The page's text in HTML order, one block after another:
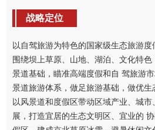
战略定位
以自驾旅游为特色的国家级生态旅游度
围绕坝上草原、山地、湖泊、文化特
景道基础，瞄准高端度假和自 驾旅游
景道旅游体系，做足旅游基础，做优生
以风景道和度假区带动区域产业、城
展，打造宜居的生态文明区、宜业的